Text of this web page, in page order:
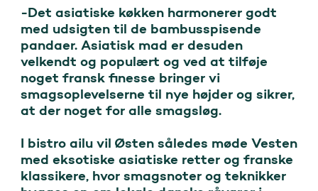
-Det asiatiske køkken harmonerer godt
med udsigten til de bambusspisende
pandaer. Asiatisk mad er desuden
velkendt og populært og ved at tilføje
noget fransk finesse bringer vi
smagsoplevelserne til nye højder og sikrer,
at der noget for alle smagsløg.
I bistro ailu vil Østen således møde Vesten
med eksotiske asiatiske retter og franske
klassikere, hvor smagsnoter og teknikker